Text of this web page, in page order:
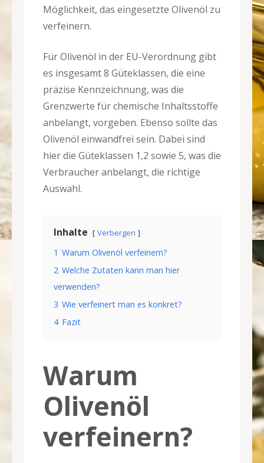
Möglichkeit, das eingesetzte Olivenöl zu
verfeinern.
Für Olivenöl in der EU-Verordnung gibt
es insgesamt 8 Güteklassen, die eine
präzise Kennzeichnung, was die
Grenzwerte für chemische Inhaltsstoffe
anbelangt, vorgeben. Ebenso sollte das
Olivenöl einwandfrei sein. Dabei sind
hier die Güteklassen 1,2 sowie 5, was die
Verbraucher anbelangt, die richtige
Auswahl.
Inhalte Verbergen
1 Warum Olivenöl verfeinern?
2 Welche Zutaten kann man hier
verwenden?
3 Wie verfeinert man es konkret?
4 Fazit
Warum
Olivenöl
verfeinern?